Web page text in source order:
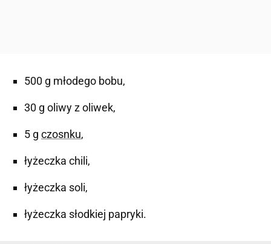
500 g młodego bobu,
30 g oliwy z oliwek,
5 g czosnku,
łyżeczka chili,
łyżeczka soli,
łyżeczka słodkiej papryki.